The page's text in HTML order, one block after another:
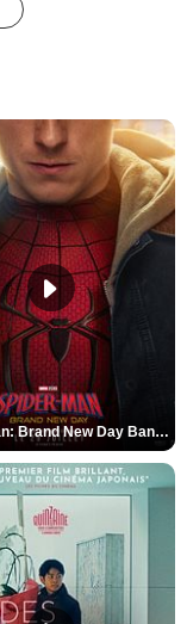
Spider-Man: Brand New Day Bande-annonce VO STFR